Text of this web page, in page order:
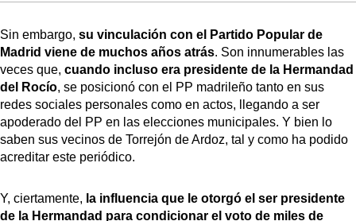
Sin embargo, su vinculación con el Partido Popular de
Madrid viene de muchos años atrás. Son innumerables las
veces que, cuando incluso era presidente de la Hermandad
del Rocío, se posicionó con el PP madrileño tanto en sus
redes sociales personales como en actos, llegando a ser
apoderado del PP en las elecciones municipales. Y bien lo
saben sus vecinos de Torrejón de Ardoz, tal y como ha podido
acreditar este periódico.
Y, ciertamente, la influencia que le otorgó el ser presidente
de la Hermandad para condicionar el voto de miles de